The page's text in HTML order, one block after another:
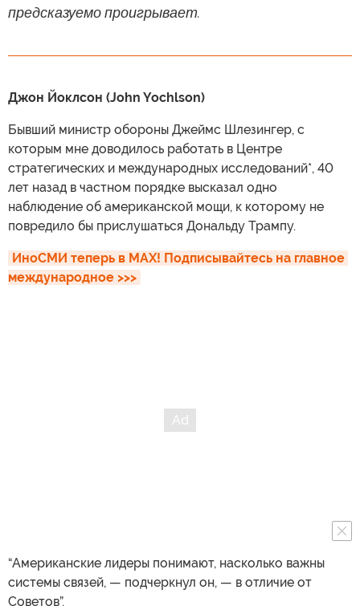
предсказуемо проигрывает.
Джон Йоклсон (John Yochlson)
Бывший министр обороны Джеймс Шлезингер, с
которым мне доводилось работать в Центре
стратегических и международных исследований*, 40
лет назад в частном порядке высказал одно
наблюдение об американской мощи, к которому не
повредило бы прислушаться Дональду Трампу.
ИноСМИ теперь в MAX! Подписывайтесь на главное
международное >>>
“Американские лидеры понимают, насколько важны
системы связей, — подчеркнул он, — в отличие от
Советов”.